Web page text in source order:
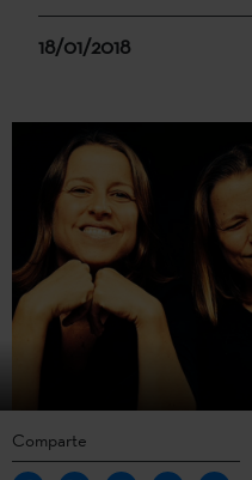
18/01/2018
Comparte